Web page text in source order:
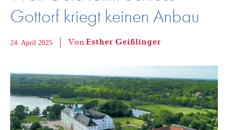
Gottorf kriegt keinen Anbau
24. April 2025 VonEsther Geißlinger